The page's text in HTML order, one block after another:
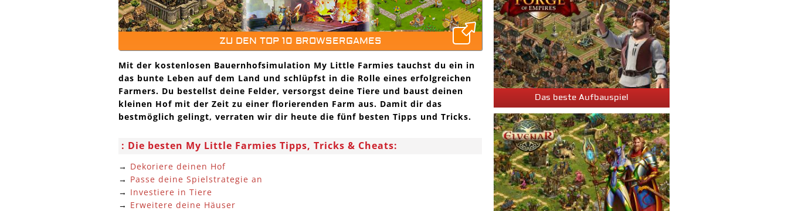
ZU DEN TOP 10 BROWSERGAMES
Mit der kostenlosen Bauernhofsimulation My Little Farmies tauchst du ein in
das bunte Leben auf dem Land und schlüpfst in die Rolle eines erfolgreichen
Farmers. Du bestellst deine Felder, versorgst deine Tiere und baust deinen
kleinen Hof mit der Zeit zu einer florierenden Farm aus. Damit dir das
bestmöglich gelingt, verraten wir dir heute die fünf besten Tipps und Tricks.
Die besten My Little Farmies Tipps, Tricks & Cheats:
→ Dekoriere deinen Hof
→ Passe deine Spielstrategie an
→ Investiere in Tiere
→ Erweitere deine Häuser
Das beste Aufbauspiel